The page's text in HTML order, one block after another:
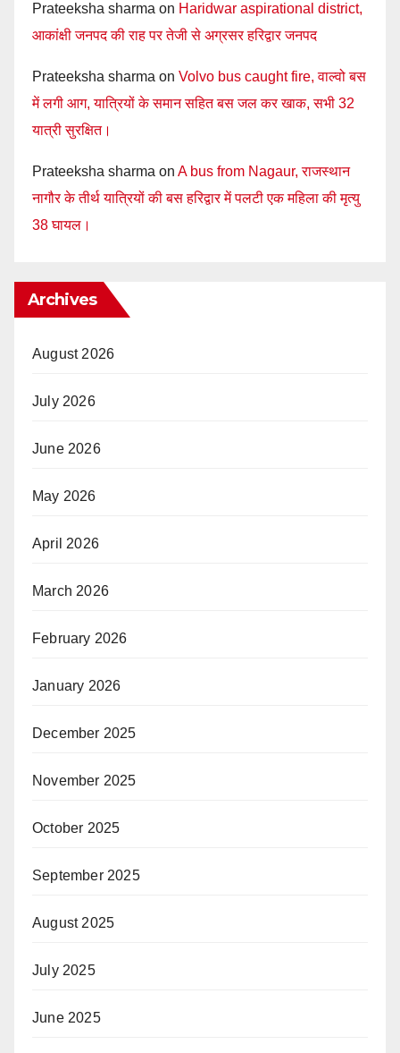
Prateeksha sharma on Haridwar aspirational district,
आकांक्षी जनपद की राह पर तेजी से अग्रसर हरिद्वार जनपद
Prateeksha sharma on Volvo bus caught fire, वाल्वो बस
में लगी आग, यात्रियों के समान सहित बस जल कर खाक, सभी 32
यात्री सुरक्षित।
Prateeksha sharma on A bus from Nagaur, राजस्थान
नागौर के तीर्थ यात्रियों की बस हरिद्वार में पलटी एक महिला की मृत्यु
38 घायल।
Archives
August 2026
July 2026
June 2026
May 2026
April 2026
March 2026
February 2026
January 2026
December 2025
November 2025
October 2025
September 2025
August 2025
July 2025
June 2025